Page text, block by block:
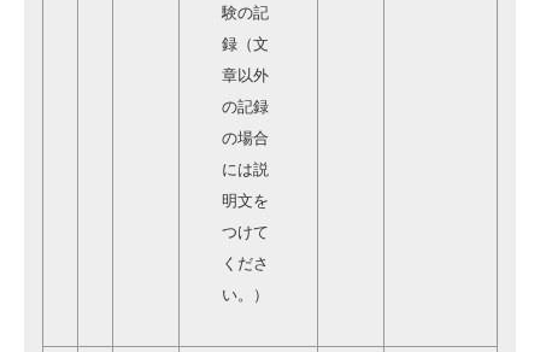
験の記
録（文
章以外
の記録
の場合
には説
明文を
つけて
くださ
い。）